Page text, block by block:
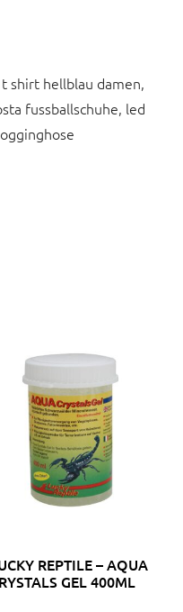
shirt hellblau damen,
fussballschuhe, led
REPTILE – AQUA
GEL 400ML